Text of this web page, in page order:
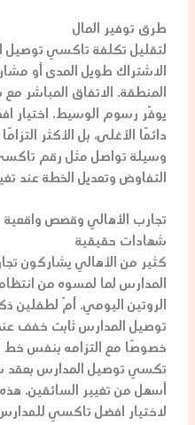
طرق توفير المال
لتقليل تكلفة تاكسي توصيل
الاشتراك طويل المدى أو
المنطقة. الاتفاق المباشر مع
يوفّر رسوم الوسيط. اختيار
دائمًا الأغلى، بل الأكثر
وسيلة تواصل مثل رقم
التفاوض وتعديل الخطة عند
تجارب الأهالي وقصص واقعية
شهادات حقيقية
كثير من الأهالي يشاركون
المدارسلما لمسوه من
الروتين اليومي. أمّ لطفلين
توصيل المدارسثابت خفف
خصوصًا مع التزامه بنفس خط
تكسي توصيل المدارسبعقد
أسهل من تغيير السائقين.
لاختيار افضل تاكسي